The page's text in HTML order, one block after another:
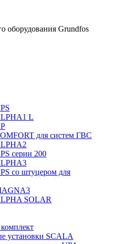
оборудования Grundfos
L
для систем ГВС
серии 200
со штуцером для
SOLAR
установки SCALA